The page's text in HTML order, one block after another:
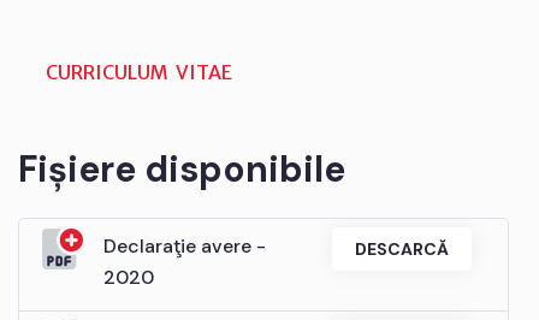
CURRICULUM VITAE
Fișiere disponibile
Declaraţie avere -
2020
DESCARCĂ